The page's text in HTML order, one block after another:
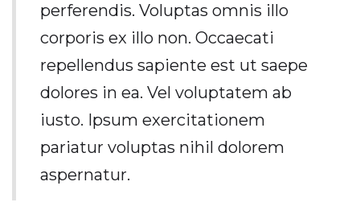
perferendis. Voluptas omnis illo
corporis ex illo non. Occaecati
repellendus sapiente est ut saepe
dolores in ea. Vel voluptatem ab
iusto. Ipsum exercitationem
pariatur voluptas nihil dolorem
aspernatur.